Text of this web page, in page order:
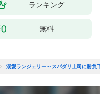
ランキング
無料
溺愛ランジェリー～スパダリ上司に勝負